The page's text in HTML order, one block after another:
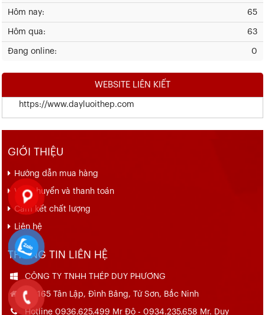
65
Hôm nay:
63
Hôm qua:
0
Đang online:
WEBSITE LIÊN KIẾT
https://www.dayluoithep.com
GIỚI THIỆU
Hướng dẫn mua hàng
Vận chuyển và thanh toán
Cam kết chất lượng
Liên hệ
THÔNG TIN LIÊN HỆ
CÔNG TY TNHH THÉP DUY PHƯƠNG
Số 165 Tân Lập, Đình Bảng, Từ Sơn, Bắc Ninh
Hotline 0936.625.499 Mr Đô - 0934.235.658 Mr. Duy